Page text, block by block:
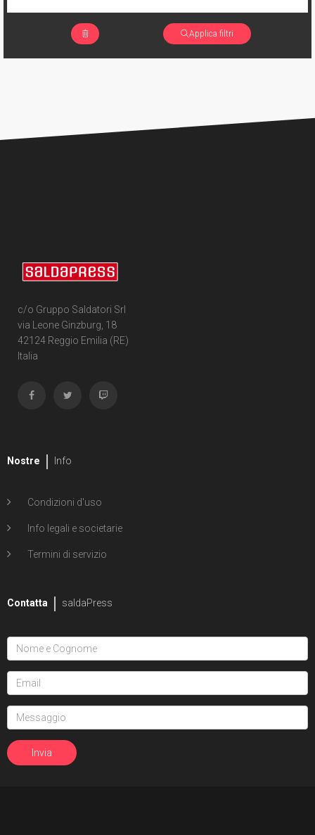
Applica filtri
c/o Gruppo Saldatori Srl
via Leone Ginzburg, 18
42124 Reggio Emilia (RE)
Italia
Nostre Info
Condizioni d'uso
Info legali e societarie
Termini di servizio
Contatta saldaPress